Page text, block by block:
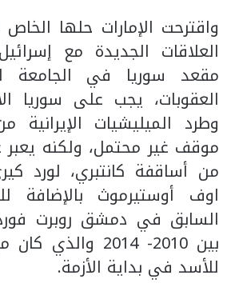
واقترحت الإمارات حلها
العلاقات الجديدة مع
مقعد سوريا في الجامعة
العقوبات، يجب على سوريا
وطرد الميليشيات
موقف غير محتمل، ولكنه
من أساقفة كانتبري، لورد
اوف أوستيرموث بالإضافة
السابق في دمشق روبرت
بين 2010- 2014
للأسد في بداية الأزمة.